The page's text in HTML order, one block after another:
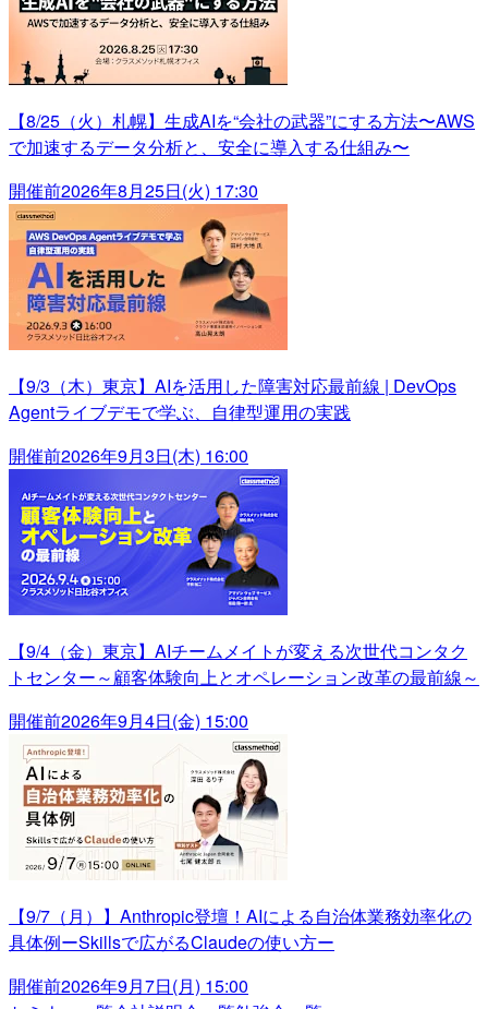
【8/25（火）札幌】生成AIを“会社の武器”にする方法〜AWS
で加速するデータ分析と、安全に導入する仕組み〜
開催前2026年8月25日(火) 17:30
【9/3（木）東京】AIを活用した障害対応最前線 | DevOps
Agentライブデモで学ぶ、自律型運用の実践
開催前2026年9月3日(木) 16:00
【9/4（金）東京】AIチームメイトが変える次世代コンタク
トセンター～顧客体験向上とオペレーション改革の最前線～
開催前2026年9月4日(金) 15:00
【9/7（月）】Anthropic登壇！AIによる自治体業務効率化の
具体例ーSkillsで広がるClaudeの使い方ー
開催前2026年9月7日(月) 15:00